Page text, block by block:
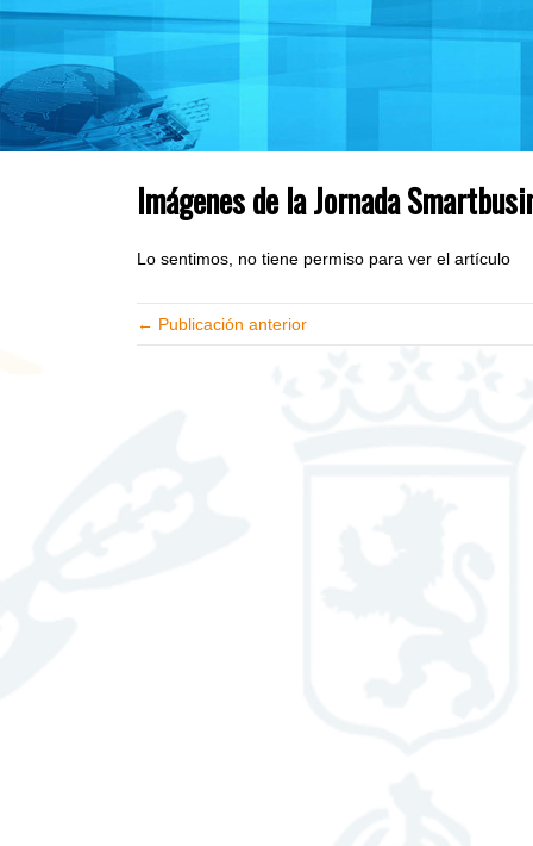
Imágenes de la Jornada
Lo sentimos, no tiene permiso para ver el artículo
← Publicación anterior